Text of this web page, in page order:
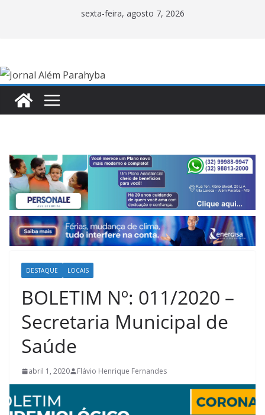
sexta-feira, agosto 7, 2026
DESTAQUE LOCAIS
BOLETIM Nº: 011/2020 –
Secretaria Municipal de
Saúde
abril 1, 2020 Flávio Henrique Fernandes